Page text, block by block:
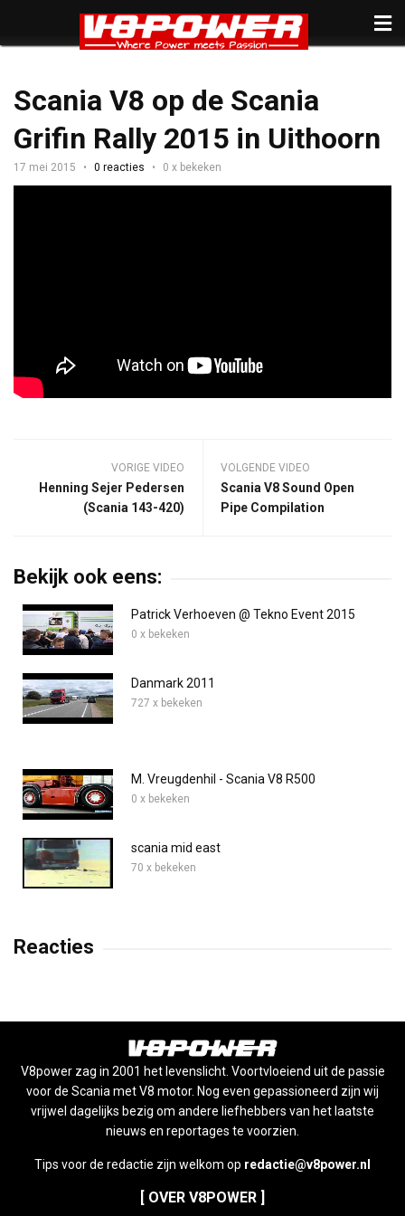
Scania V8 op de Scania
Grifin Rally 2015 in Uithoorn
17 mei 2015 0 reacties 0 x bekeken
VORIGE VIDEO
Henning Sejer Pedersen
(Scania 143-420)
VOLGENDE VIDEO
Scania V8 Sound Open
Pipe Compilation
Bekijk ook eens:
Patrick Verhoeven @ Tekno Event 2015
0 x bekeken
Danmark 2011
727 x bekeken
M. Vreugdenhil - Scania V8 R500
0 x bekeken
scania mid east
70 x bekeken
Reacties
V8power zag in 2001 het levenslicht. Voortvloeiend uit de passie
voor de Scania met V8 motor. Nog even gepassioneerd zijn wij
vrijwel dagelijks bezig om andere liefhebbers van het laatste
nieuws en reportages te voorzien.
Tips voor de redactie zijn welkom op redactie@v8power.nl
[ OVER V8POWER ]